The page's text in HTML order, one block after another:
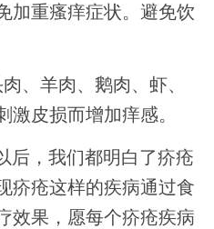
加重瘙痒症状。避免饮
、羊肉、鹅肉、虾、
激皮损而增加痒感。
后，我们都明白了疥疮
疥疮这样的疾病通过食
效果，愿每个疥疮疾病